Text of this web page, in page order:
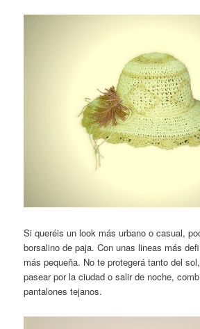
Si queréis un look más urbano o casual,
borsalino de paja. Con unas lineas más
más pequeña. No te protegerá tanto del
pasear por la ciudad o salir de noche,
pantalones tejanos.